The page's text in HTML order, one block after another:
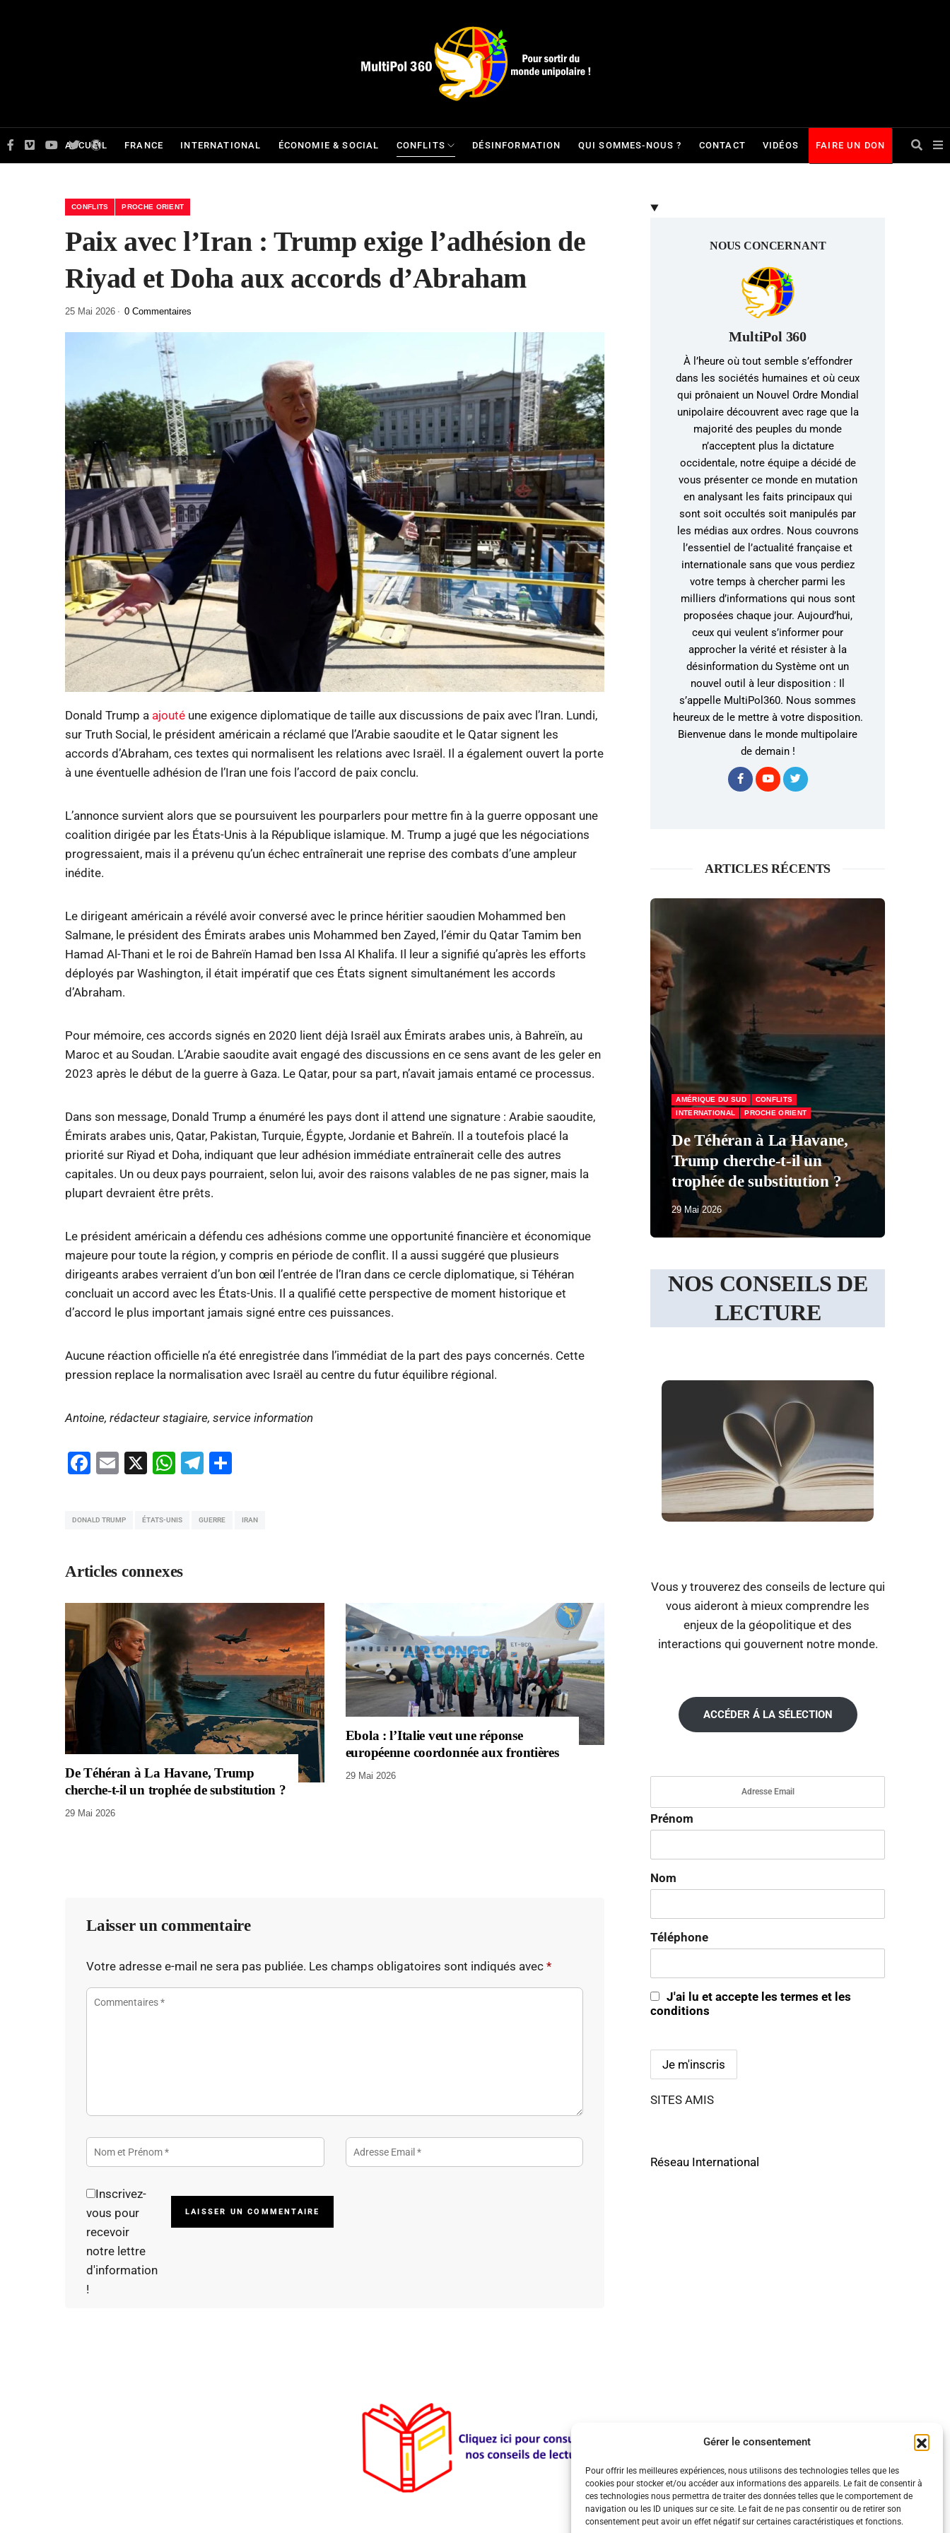
Gérer le consentement
Pour offrir les meilleures expériences, nous utilisons des technologies telles que les
cookies pour stocker et/ou accéder aux informations des appareils. Le fait de consentir à
ces technologies nous permettra de traiter des données telles que le comportement de
navigation ou les ID uniques sur ce site. Le fait de ne pas consentir ou de retirer son
consentement peut avoir un effet négatif sur certaines caractéristiques et fonctions.
ACCUEIL FRANCE INTERNATIONAL ÉCONOMIE & SOCIAL CONFLITS DÉSINFORMATION QUI SOMMES-NOUS ? CONTACT VIDÉOS FAIRE UN DON
CONFLITS PROCHE ORIENT
Paix avec l’Iran : Trump exige l’adhésion de
Riyad et Doha aux accords d’Abraham
25 Mai 2026 0 Commentaires
Donald Trump a ajouté une exigence diplomatique de taille aux discussions de paix avec l’Iran. Lundi,
sur Truth Social, le président américain a réclamé que l’Arabie saoudite et le Qatar signent les
accords d’Abraham, ces textes qui normalisent les relations avec Israël. Il a également ouvert la porte
à une éventuelle adhésion de l’Iran une fois l’accord de paix conclu.
L’annonce survient alors que se poursuivent les pourparlers pour mettre fin à la guerre opposant une
coalition dirigée par les États-Unis à la République islamique. M. Trump a jugé que les négociations
progressaient, mais il a prévenu qu’un échec entraînerait une reprise des combats d’une ampleur
inédite.
Le dirigeant américain a révélé avoir conversé avec le prince héritier saoudien Mohammed ben
Salmane, le président des Émirats arabes unis Mohammed ben Zayed, l’émir du Qatar Tamim ben
Hamad Al-Thani et le roi de Bahreïn Hamad ben Issa Al Khalifa. Il leur a signifié qu’après les efforts
déployés par Washington, il était impératif que ces États signent simultanément les accords
d’Abraham.
Pour mémoire, ces accords signés en 2020 lient déjà Israël aux Émirats arabes unis, à Bahreïn, au
Maroc et au Soudan. L’Arabie saoudite avait engagé des discussions en ce sens avant de les geler en
2023 après le début de la guerre à Gaza. Le Qatar, pour sa part, n’avait jamais entamé ce processus.
Dans son message, Donald Trump a énuméré les pays dont il attend une signature : Arabie saoudite,
Émirats arabes unis, Qatar, Pakistan, Turquie, Égypte, Jordanie et Bahreïn. Il a toutefois placé la
priorité sur Riyad et Doha, indiquant que leur adhésion immédiate entraînerait celle des autres
capitales. Un ou deux pays pourraient, selon lui, avoir des raisons valables de ne pas signer, mais la
plupart devraient être prêts.
Le président américain a défendu ces adhésions comme une opportunité financière et économique
majeure pour toute la région, y compris en période de conflit. Il a aussi suggéré que plusieurs
dirigeants arabes verraient d’un bon œil l’entrée de l’Iran dans ce cercle diplomatique, si Téhéran
concluait un accord avec les États-Unis. Il a qualifié cette perspective de moment historique et
d’accord le plus important jamais signé entre ces puissances.
Aucune réaction officielle n’a été enregistrée dans l’immédiat de la part des pays concernés. Cette
pression replace la normalisation avec Israël au centre du futur équilibre régional.
Antoine, rédacteur stagiaire, service information
Facebook
Email
X WhatsApp
Telegram
DONALD TRUMP ÉTATS-UNIS GUERRE IRAN
Articles connexes
De Téhéran à La Havane, Trump
cherche-t-il un trophée de substitution ?
29 Mai 2026
Ebola : l’Italie veut une réponse
européenne coordonnée aux frontières
29 Mai 2026
Laisser un commentaire
Votre adresse e-mail ne sera pas publiée. Les champs obligatoires sont indiqués avec *
Inscrivez-
vous pour
recevoir
notre lettre
d'information
!
NOUS CONCERNANT
MultiPol 360
À l’heure où tout semble s’effondrer
dans les sociétés humaines et où ceux
qui prônaient un Nouvel Ordre Mondial
unipolaire découvrent avec rage que la
majorité des peuples du monde
n’acceptent plus la dictature
occidentale, notre équipe a décidé de
vous présenter ce monde en mutation
en analysant les faits principaux qui
sont soit occultés soit manipulés par
les médias aux ordres. Nous couvrons
l’essentiel de l’actualité française et
internationale sans que vous perdiez
votre temps à chercher parmi les
milliers d’informations qui nous sont
proposées chaque jour. Aujourd’hui,
ceux qui veulent s’informer pour
approcher la vérité et résister à la
désinformation du Système ont un
nouvel outil à leur disposition : Il
s’appelle MultiPol360. Nous sommes
heureux de le mettre à votre disposition.
Bienvenue dans le monde multipolaire
de demain !
ARTICLES RÉCENTS
DÉSINFORMATION
ÉCONOMIE & SOCIAL
Dématérialisation totale des
procurations de vote : six
mois après les municipales,
le bilan qui inquiète
AMÉRIQUE DU SUD
CONFLITS
INTERNATIONAL
PROCHE ORIENT
De Téhéran à La Havane,
Trump cherche-t-il un
trophée de substitution ?
29 Mai 2026
NOS CONSEILS DE
LECTURE
Vous y trouverez des conseils de lecture qui
vous aideront à mieux comprendre les
enjeux de la géopolitique et des
interactions qui gouvernent notre monde.
ACCÉDER Á LA SÉLECTION
Prénom
Nom
Téléphone
J'ai lu et accepte les termes et les
conditions
SITES AMIS
Réseau International